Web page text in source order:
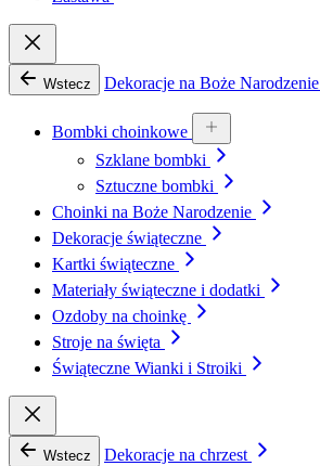
Wstecz Dekoracje na Boże Narodzenie
Bombki choinkowe
Szklane bombki
Sztuczne bombki
Choinki na Boże Narodzenie
Dekoracje świąteczne
Kartki świąteczne
Materiały świąteczne i dodatki
Ozdoby na choinkę
Stroje na święta
Świąteczne Wianki i Stroiki
Wstecz Dekoracje na chrzest